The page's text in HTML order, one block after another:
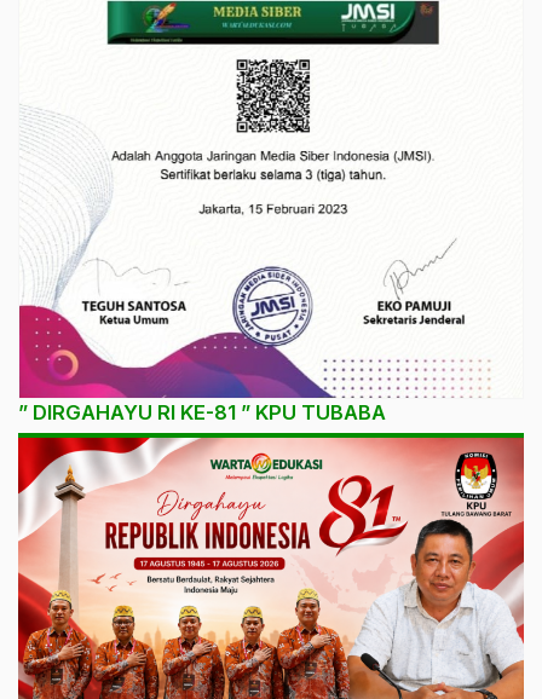
” DIRGAHAYU RI KE-81 ” KPU TUBABA